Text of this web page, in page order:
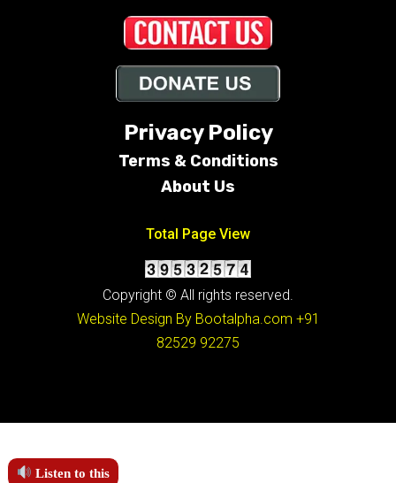
Privacy Policy
Terms & Conditions
About Us
Total Page View
Copyright © All rights reserved.
Website Design By Bootalpha.com +91
82529 92275
Listen to this